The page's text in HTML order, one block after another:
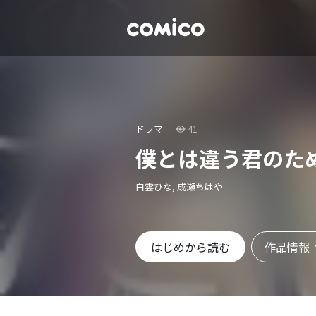
ドラマ 41
僕とは違う君のた
白雲ひな, 成瀬ちはや
はじめから読む 作品情報